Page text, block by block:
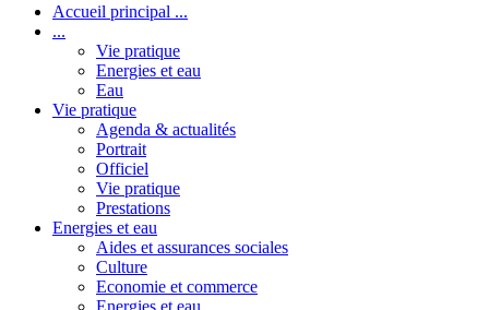
Accueil principal ...
...
Vie pratique
Energies et eau
Eau
Vie pratique
Agenda & actualités
Portrait
Officiel
Vie pratique
Prestations
Energies et eau
Aides et assurances sociales
Culture
Economie et commerce
Energies et eau